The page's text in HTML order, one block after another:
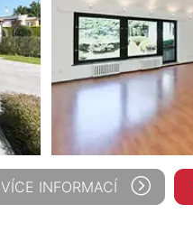
VÍCE INFORMACÍ